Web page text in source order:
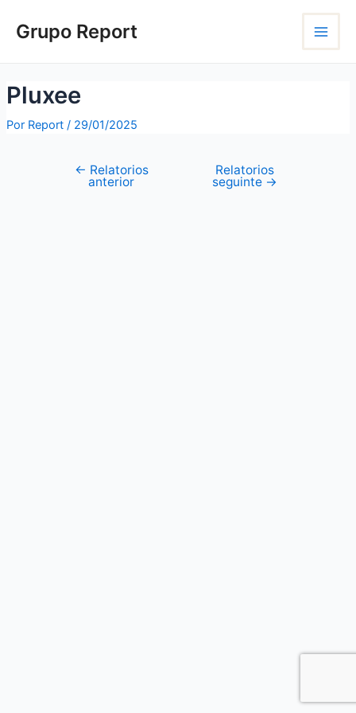
paraGrupo Report
Main
Menu
Pluxee
Por Report / 29/01/2025
de
Post
← Relatorios
anterior
Relatorios
seguinte →